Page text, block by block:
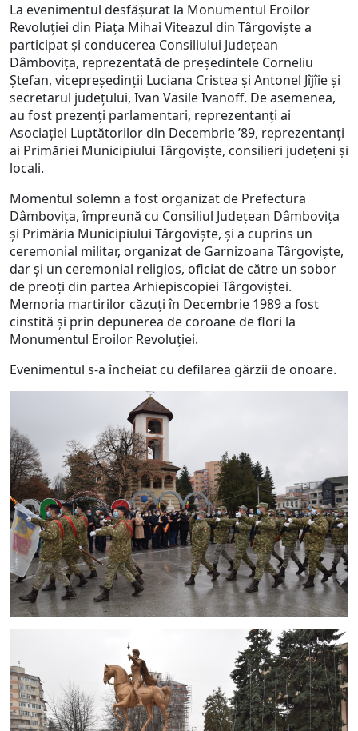
La evenimentul desfășurat la Monumentul Eroilor
Revoluției din Piața Mihai Viteazul din Târgoviște a
participat și conducerea Consiliului Județean
Dâmbovița, reprezentată de președintele Corneliu
Ștefan, vicepreședinții Luciana Cristea și Antonel Jîjîie și
secretarul județului, Ivan Vasile Ivanoff. De asemenea,
au fost prezenți parlamentari, reprezentanți ai
Asociației Luptătorilor din Decembrie ’89, reprezentanți
ai Primăriei Municipiului Târgoviște, consilieri județeni și
locali.
Momentul solemn a fost organizat de Prefectura
Dâmbovița, împreună cu Consiliul Județean Dâmbovița
și Primăria Municipiului Târgoviște, și a cuprins un
ceremonial militar, organizat de Garnizoana Târgoviște,
dar și un ceremonial religios, oficiat de către un sobor
de preoți din partea Arhiepiscopiei Târgoviștei.
Memoria martirilor căzuți în Decembrie 1989 a fost
cinstită și prin depunerea de coroane de flori la
Monumentul Eroilor Revoluției.
Evenimentul s-a încheiat cu defilarea gărzii de onoare.